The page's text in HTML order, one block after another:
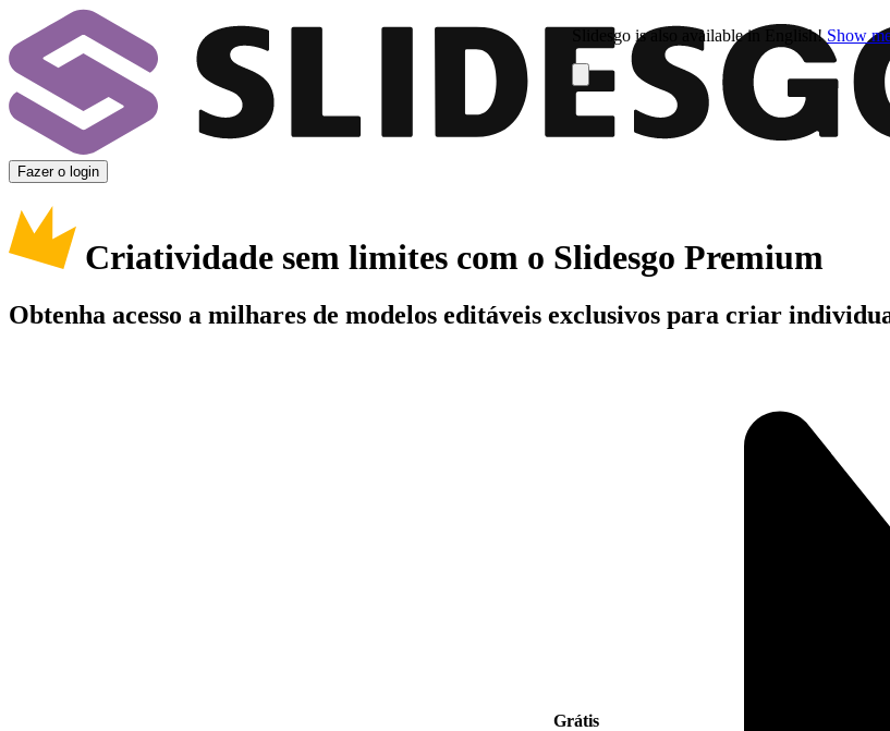
Slidesgo is also available in English! Show
Fazer o login
Criatividade sem limites com o Slidesgo Premium
Obtenha acesso a milhares de modelos editáveis exclusivos para criar
Grátis